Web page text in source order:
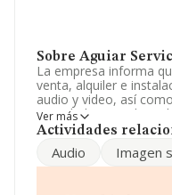
Sobre Aguiar
La empresa informa
venta, alquiler e
audio y video, así
actividades guarden
objeto principal. La
técnicos de ingeniería
con el asesoramiento
Ver más
Actividades
Audio Imagen